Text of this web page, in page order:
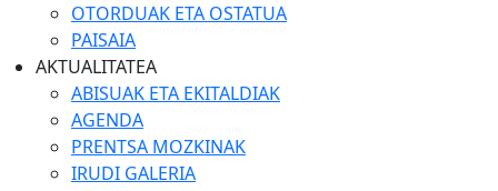
OTORDUAK ETA OSTATUA
PAISAIA
AKTUALITATEA
ABISUAK ETA EKITALDIAK
AGENDA
PRENTSA MOZKINAK
IRUDI GALERIA